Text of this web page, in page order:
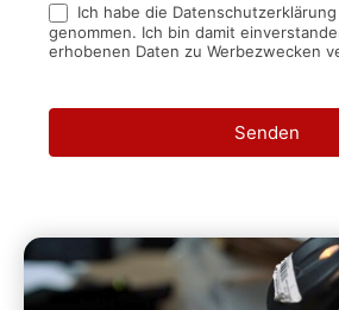
Ich habe die
genommen. Ich bin damit
erhobenen Daten zu Werbezwecken
Senden